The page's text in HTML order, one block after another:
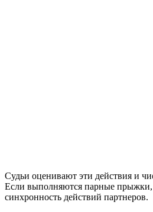
Судьи оценивают эти действия и
Если выполняются парные прыжки,
синхронность действий партнеров.